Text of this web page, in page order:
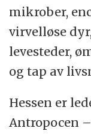
mikrober,
virvelløse
levesteder,
og tap av
Hessen er
Antropocen